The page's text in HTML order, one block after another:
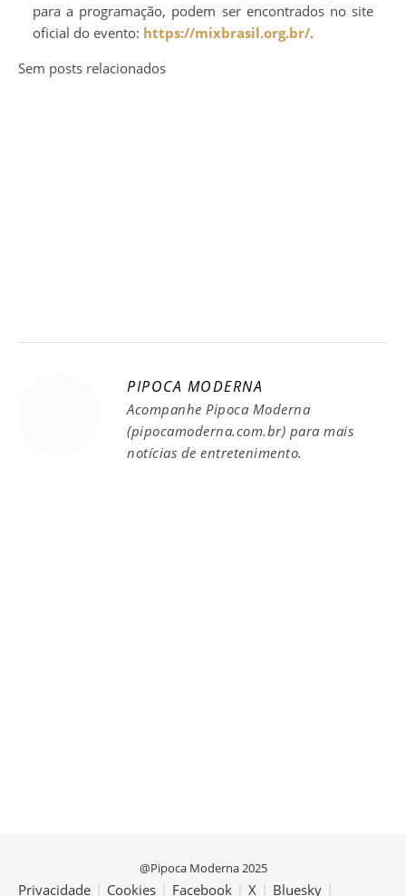
para a programação, podem ser encontrados no site
oficial do evento: https://mixbrasil.org.br/.
Sem posts relacionados
PIPOCA MODERNA
Acompanhe Pipoca Moderna
(pipocamoderna.com.br) para mais
notícias de entretenimento.
@Pipoca Moderna 2025
Privacidade | Cookies | Facebook | X | Bluesky |